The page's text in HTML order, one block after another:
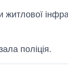
житлової
поліція.